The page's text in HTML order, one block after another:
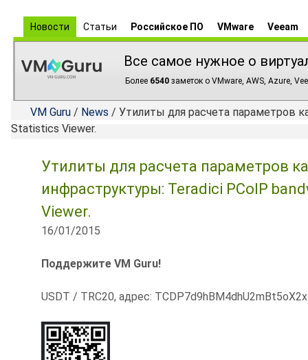
Новости Статьи Российское ПО VMware Veeam
Все самое нужное о
Более 6540 заметок о VMware, AWS, Azure,
VM Guru / News / Утилиты для расчета параметров
Statistics Viewer.
Утилиты для расчета параметров
инфраструктуры: Teradici PCoIP
Viewer.
16/01/2015
Поддержите VM Guru!
USDT / TRC20, адрес: